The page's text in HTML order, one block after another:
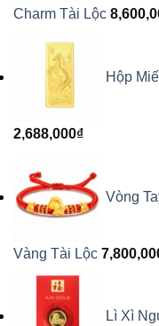
Charm Tài Lộc
Hộp
2,688,000₫
Vòng
Vàng Tài Lộc
Lì Xì